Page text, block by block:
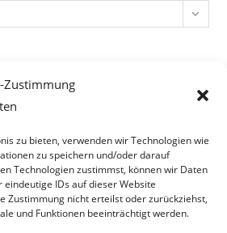
Zustimmung
zu bieten, verwenden wir Technologien wie
zu speichern und/oder darauf
Technologien zustimmst, können wir Daten
IDs auf dieser Website
Zustimmung nicht erteilst oder zurückziehst,
und Funktionen beeinträchtigt werden.